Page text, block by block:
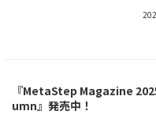
『MetaStep Magazine
umn』発売中！